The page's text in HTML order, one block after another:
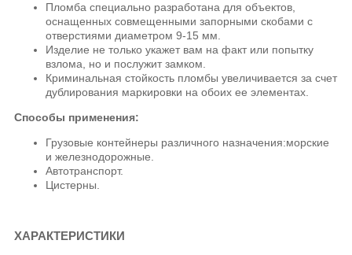
Пломба специально разработана для объектов,
оснащенных совмещенными запорными скобами с
отверстиями диаметром 9-15 мм.
Изделие не только укажет вам на факт или попытку
взлома, но и послужит замком.
Криминальная стойкость пломбы увеличивается за счет
дублирования маркировки на обоих ее элементах.
Способы применения:
Грузовые контейнеры различного назначения:морские
и железнодорожные.
Автотранспорт.
Цистерны.
ХАРАКТЕРИСТИКИ